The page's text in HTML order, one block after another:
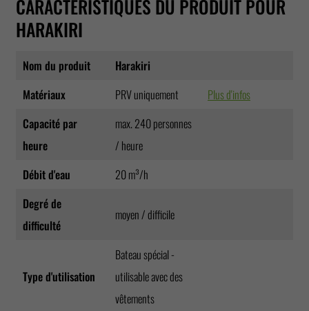
CARACTÉRISTIQUES DU PRODUIT POUR
HARAKIRI
Nom du produit
Harakiri
Matériaux
PRV uniquement
Plus d'infos
Capacité par
heure
max. 240 personnes
/ heure
Débit d'eau
20 m³/h
Degré de
difficulté
moyen / difficile
Type d'utilisation
Bateau spécial -
utilisable avec des
vêtements